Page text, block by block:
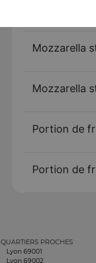
Mozzarella
Mozzarella
Portion de
Portion de
QUARTIERS PROCHES
Lyon 69001
Lyon 69002